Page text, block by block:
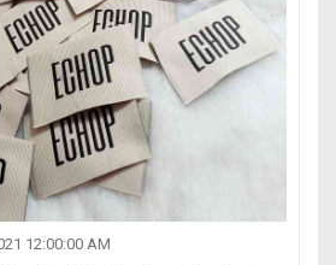
12:00:00 AM